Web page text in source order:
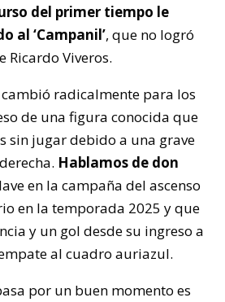
del primer tiempo le
al ‘Campanil’, que no logró
Ricardo Viveros.
radicalmente para los
de una figura conocida que
sin jugar debido a una grave
Hablamos de don
en la campaña del ascenso
en la temporada 2025 y que
y un gol desde su ingreso a
al cuadro auriazul.
por un buen momento es